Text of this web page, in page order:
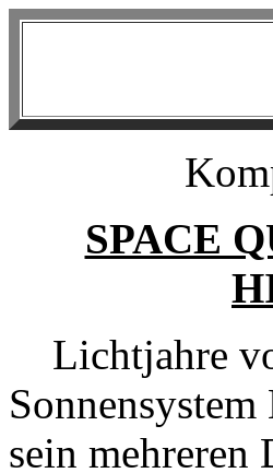
SPACE
Lichtjahre
sein mehreren